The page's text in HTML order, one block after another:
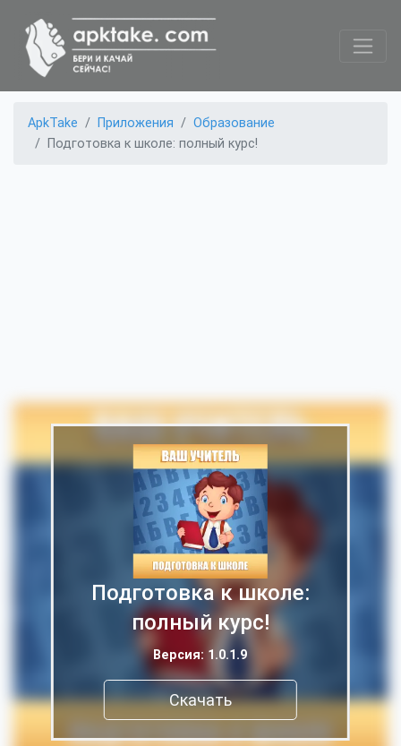
ApkTake Приложения
Образование
Подготовка к школе: полный курс!
Подготовка к школе:
полный курс!
Версия: 1.0.1.9
Скачать